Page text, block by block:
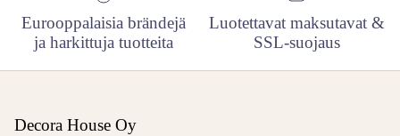
Eurooppalaisia brändejä
ja harkittuja tuotteita
Luotettavat maksutavat &
SSL-suojaus
Decora House Oy